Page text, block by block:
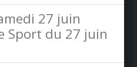
27 juin
Sport du 27 juin